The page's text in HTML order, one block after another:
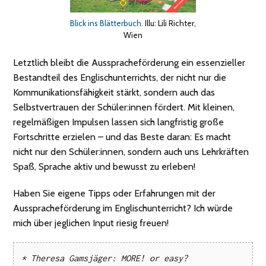
Blick ins Blätterbuch. Illu: Lili Richter,
Wien
Letztlich bleibt die Ausspracheförderung ein essenzieller
Bestandteil des Englischunterrichts, der nicht nur die
Kommunikationsfähigkeit stärkt, sondern auch das
Selbstvertrauen der Schüler:innen fördert. Mit kleinen,
regelmäßigen Impulsen lassen sich langfristig große
Fortschritte erzielen – und das Beste daran: Es macht
nicht nur den Schüler:innen, sondern auch uns Lehrkräften
Spaß, Sprache aktiv und bewusst zu erleben!
Haben Sie eigene Tipps oder Erfahrungen mit der
Ausspracheförderung im Englischunterricht? Ich würde
mich über jeglichen Input riesig freuen!
* Theresa Gamsjäger: MORE! or easy?